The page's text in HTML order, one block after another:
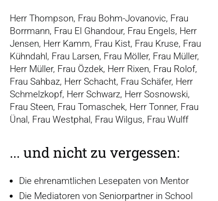
Herr Thompson, Frau Bohm-Jovanovic, Frau
Borrmann, Frau El Ghandour, Frau Engels, Herr
Jensen, Herr Kamm, Frau Kist, Frau Kruse, Frau
Kühndahl, Frau Larsen, Frau Möller, Frau Müller,
Herr Müller, Frau Özdek, Herr Rixen, Frau Rolof,
Frau Sahbaz, Herr Schacht, Frau Schäfer, Herr
Schmelzkopf, Herr Schwarz, Herr Sosnowski,
Frau Steen, Frau Tomaschek, Herr Tonner, Frau
Ünal, Frau Westphal, Frau Wilgus, Frau Wulff
... und nicht zu vergessen:
Die ehrenamtlichen Lesepaten von Mentor
Die Mediatoren von Seniorpartner in School